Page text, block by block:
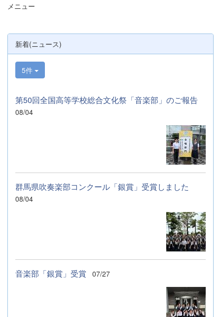
願いいたします。 &nbsp; &nbsp; &nbsp;
メニュー
新着(ニュース)
5件
第50回全国高等学校総合文化祭「音楽部」のご報告
08/04
群馬県吹奏楽部コンクール「銀賞」受賞しました
08/04
音楽部「銀賞」受賞 07/27